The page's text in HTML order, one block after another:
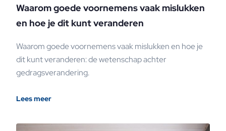
Waarom goede voornemens vaak mislukken
en hoe je dit kunt veranderen
Waarom goede voornemens vaak mislukken en hoe je
dit kunt veranderen: de wetenschap achter
gedragsverandering.
Lees meer